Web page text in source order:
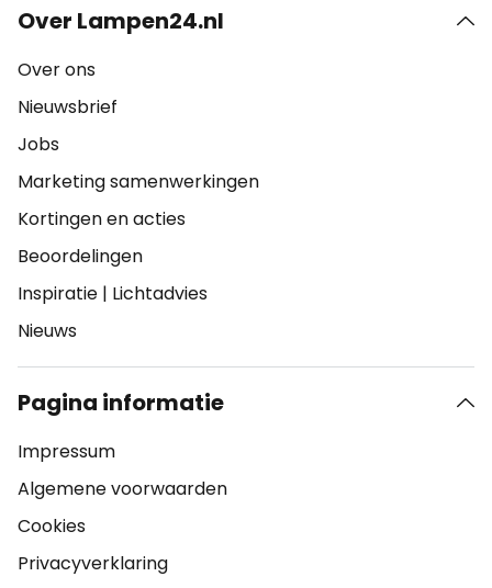
Over Lampen24.nl
Over ons
Nieuwsbrief
Jobs
Marketing samenwerkingen
Kortingen en acties
Beoordelingen
Inspiratie | Lichtadvies
Nieuws
Pagina informatie
Impressum
Algemene voorwaarden
Cookies
Privacyverklaring